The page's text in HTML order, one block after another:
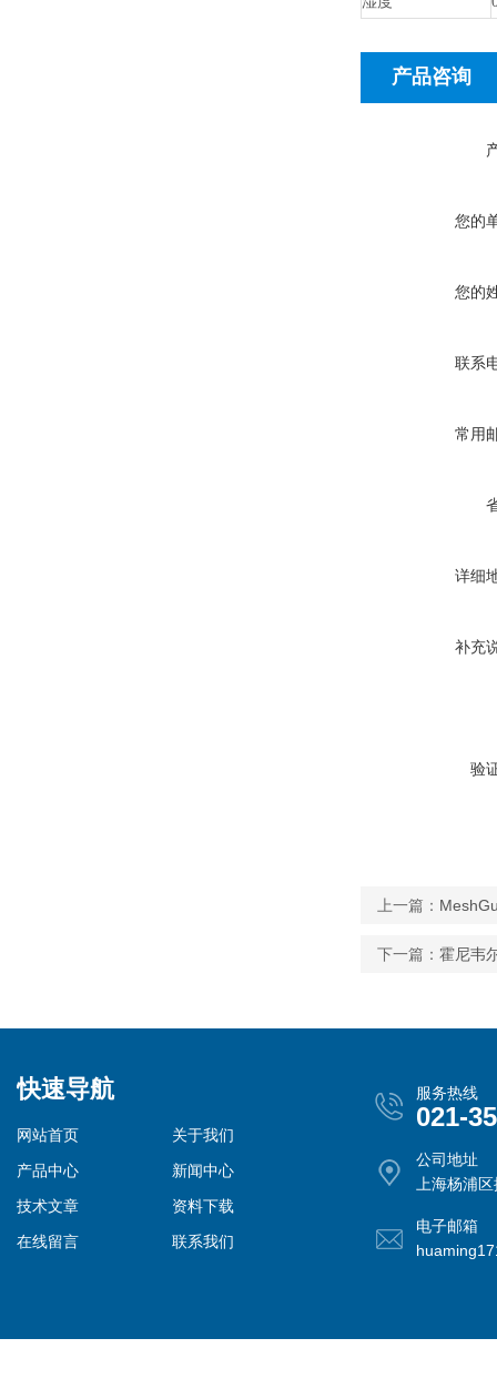
产品咨询
您的
您的
联系
常用
详细
补充
验
上一篇：
下一篇： 霍尼韦
快速导航
网站首页
关于我们
产品中心
新闻中心
技术文章
资料下载
在线留言
联系我们
服务热线
021-
公司地址
上海杨浦
电子邮箱